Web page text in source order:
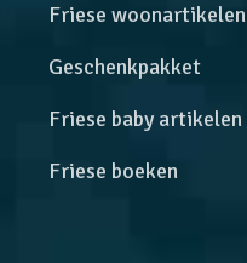
Friese woonartikelen
Geschenkpakket
Friese baby artikelen
Friese boeken